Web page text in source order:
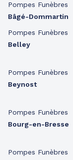
Pompes Funèbres
Bâgé-Dommartin
Pompes Funèbres
Belley
Pompes Funèbres
Beynost
Pompes Funèbres
Bourg-en-Bresse
Pompes Funèbres